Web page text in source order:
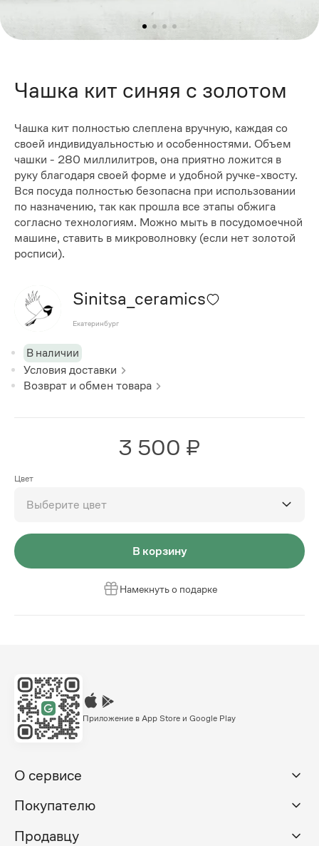
Чашка кит синяя с золотом
Чашка кит полностью слеплена вручную, каждая со
своей индивидуальностью и особенностями. Объем
чашки - 280 миллилитров, она приятно ложится в
руку благодаря своей форме и удобной ручке-хвосту.
Вся посуда полностью безопасна при использовании
по назначению, так как прошла все этапы обжига
согласно технологиям. Можно мыть в посудомоечной
машине, ставить в микроволновку (если нет золотой
росписи).
Sinitsa_ceramics
Екатеринбург
В наличии
Условия доставки
Возврат и обмен товара
3 500 ₽
Цвет
Выберите цвет
В корзину
Намекнуть о подарке
Приложение в App Store и Google Play
О сервисе
Покупателю
Продавцу